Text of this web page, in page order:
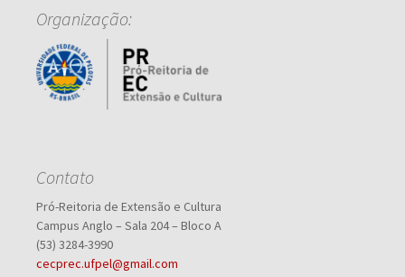
Organização:
Contato
Pró-Reitoria de Extensão e Cultura
Campus Anglo – Sala 204 – Bloco A
(53) 3284-3990
cecprec.ufpel@gmail.com